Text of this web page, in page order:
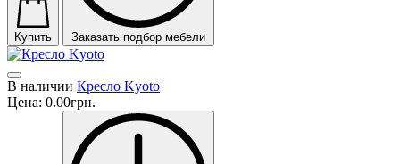
Купить Заказать подбор мебели
В наличии Кресло Kyoto
Цена: 0.00грн.